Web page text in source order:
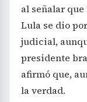
al señalar
Lula se dio
judicial,
presidente
afirmó que,
la verdad.